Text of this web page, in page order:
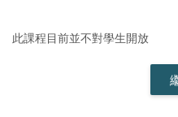
此課程目前並不對學生開放